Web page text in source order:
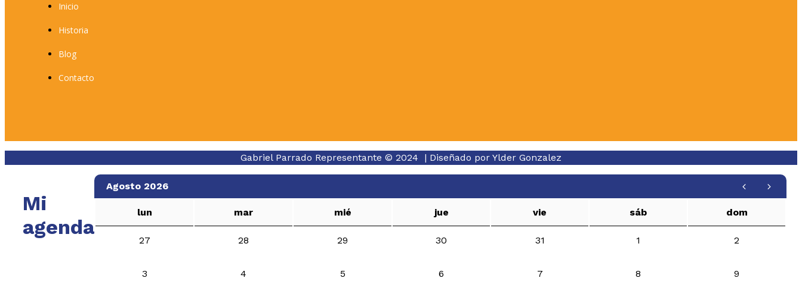
Inicio
Historia
Blog
Contacto
Gabriel Parrado Representante © 2024 | Diseñado por Ylder Gonzalez
Mi
agenda
Agosto 2026
lun mar mié jue vie sáb dom
27 28 29 30 31 1 2
3 4 5 6 7 8 9